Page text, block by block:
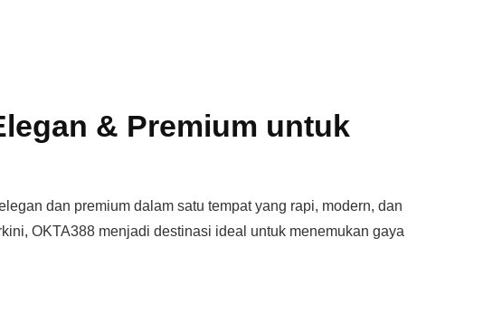
& Premium untuk
dan premium dalam satu tempat yang rapi, modern, dan
OKTA388 menjadi destinasi ideal untuk menemukan gaya